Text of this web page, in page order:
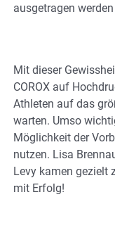
ausgetragen
Mit dieser
COROX auf
Athleten auf das
warten. Umso
Möglichkeit der
nutzen. Lisa
Levy kamen gezielt
mit Erfolg!